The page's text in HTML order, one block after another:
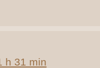
h 31 min